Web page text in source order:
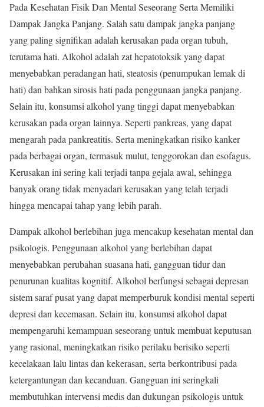
Pada Kesehatan Fisik Dan Mental Seseorang Serta Memiliki
Dampak Jangka Panjang. Salah satu dampak jangka panjang
yang paling signifikan adalah kerusakan pada organ tubuh,
terutama hati. Alkohol adalah zat hepatotoksik yang dapat
menyebabkan peradangan hati, steatosis (penumpukan lemak di
hati) dan bahkan sirosis hati pada penggunaan jangka panjang.
Selain itu, konsumsi alkohol yang tinggi dapat menyebabkan
kerusakan pada organ lainnya. Seperti pankreas, yang dapat
mengarah pada pankreatitis. Serta meningkatkan risiko kanker
pada berbagai organ, termasuk mulut, tenggorokan dan esofagus.
Kerusakan ini sering kali terjadi tanpa gejala awal, sehingga
banyak orang tidak menyadari kerusakan yang telah terjadi
hingga mencapai tahap yang lebih parah.
Dampak alkohol berlebihan juga mencakup kesehatan mental dan
psikologis. Penggunaan alkohol yang berlebihan dapat
menyebabkan perubahan suasana hati, gangguan tidur dan
penurunan kualitas kognitif. Alkohol berfungsi sebagai depresan
sistem saraf pusat yang dapat memperburuk kondisi mental seperti
depresi dan kecemasan. Selain itu, konsumsi alkohol dapat
mempengaruhi kemampuan seseorang untuk membuat keputusan
yang rasional, meningkatkan risiko perilaku berisiko seperti
kecelakaan lalu lintas dan kekerasan, serta berkontribusi pada
ketergantungan dan kecanduan. Gangguan ini seringkali
membutuhkan intervensi medis dan dukungan psikologis untuk